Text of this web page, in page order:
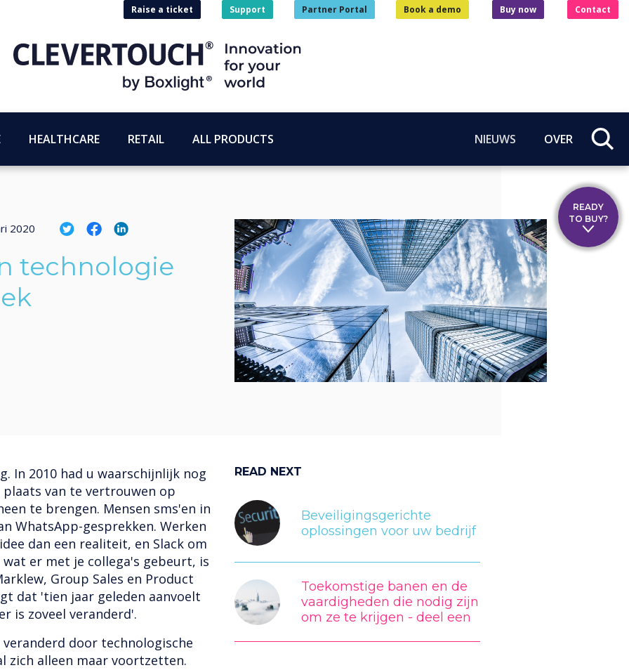
Raise a ticket Support Partner Portal Book a demo Buy now Contact
HEALTHCARE RETAIL ALL PRODUCTS NIEUWS OVER
2020
technologie
In 2010 had u waarschijnlijk nog
van te vertrouwen op
te brengen. Mensen sms'en in
WhatsApp-gesprekken. Werken
dan een realiteit, en Slack om
er met je collega's gebeurt, is
Group Sales en Product
dat 'tien jaar geleden aanvoelt
is zoveel veranderd'.
door technologische
zich alleen maar voortzetten.
READ NEXT
Beveiligingsgerichte
oplossingen voor uw bedrijf
Toekomstige banen en de
vaardigheden die nodig zijn
om ze te krijgen - deel een
READY
TO BUY?